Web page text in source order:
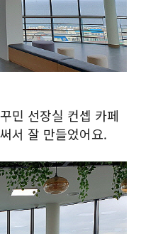
민 선장실 컨셉 카페
서 잘 만들었어요.